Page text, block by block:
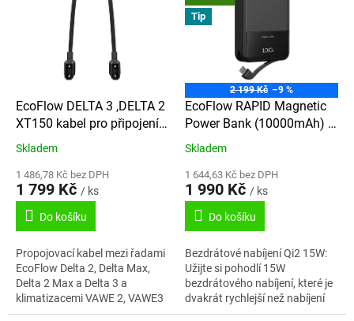
EcoFlow DELTA 3 ,DELTA 2
XT150 kabel pro připojení
přídavné baterie
Skladem
1 486,78 Kč bez DPH
1 799 Kč / ks
Do košíku
Propojovací kabel mezi řadami
EcoFlow Delta 2, Delta Max,
Delta 2 Max a Delta 3 a
klimatizacemi VAWE 2, VAWE3
a jejich náhradními bateriemi
Tip
2 199 Kč –9 %
EcoFlow RAPID Magnetic
Power Bank (10000mAh) -
černá
Skladem
1 644,63 Kč bez DPH
1 990 Kč / ks
Do košíku
Bezdrátové nabíjení Qi2 15W:
Užijte si pohodlí 15W
bezdrátového nabíjení, které je
dvakrát rychlejší než nabíjení
Qi1 7,5W a s certifikací Qi2 pro